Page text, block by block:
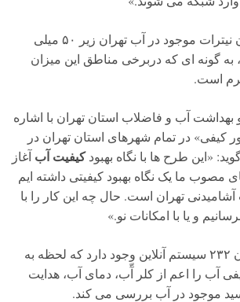
به گفته باغبان میزان نیترات موجود در آب تهران زیر ۵۰ میلی
به گونه ای که دربرخی مناطق این میزان
بهداشت آب و فاضلاب استان تهران با اشاره
کیفی» در تمام شهرهای استان تهران در
«این طرح ها با نگاه بهبودکیفیت آب آغاز
مصوب ما یک نگاه بهبود کیفیتی داشته ایم
تهران است. حال چه این کار را با
و یا با امکانات نو.»
گفتنی است در تهران ۲۳۲ سیستم آنلاین وجود دارد که لحظه به
آب را اعم از کلر آّب، دمای آب، هدایت
موجود در آب بررسی می کند.